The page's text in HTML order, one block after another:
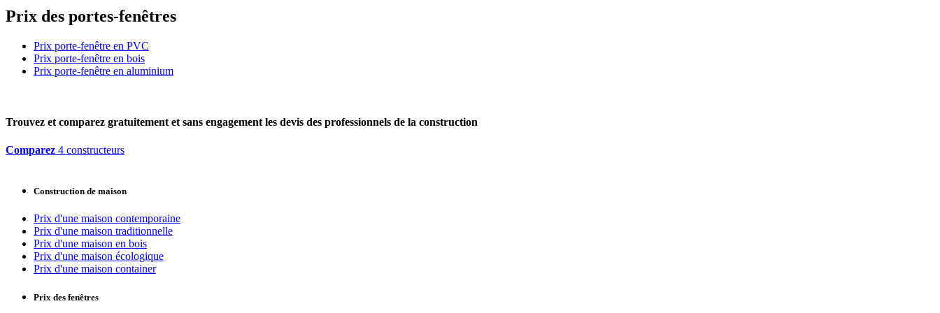
Prix des portes-fenêtres
Prix porte-fenêtre en PVC
Prix porte-fenêtre en bois
Prix porte-fenêtre en aluminium
Trouvez et comparez gratuitement et sans engagement les devis des professionnels de la construction
Comparez 4 constructeurs
Construction de maison
Prix d'une maison contemporaine
Prix d'une maison traditionnelle
Prix d'une maison en bois
Prix d'une maison écologique
Prix d'une maison container
Prix des fenêtres